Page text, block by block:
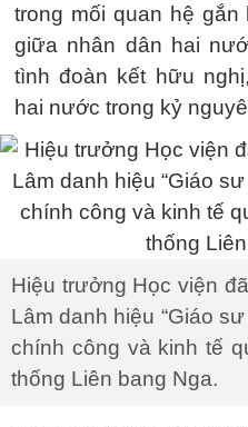
trong mối quan hệ gắn
giữa nhân dân hai
tình đoàn kết hữu
hai nước trong kỷ
Hiệu trưởng Học viện
Lâm danh hiệu “Giáo
chính công và kinh tế
thống Liên bang Nga.